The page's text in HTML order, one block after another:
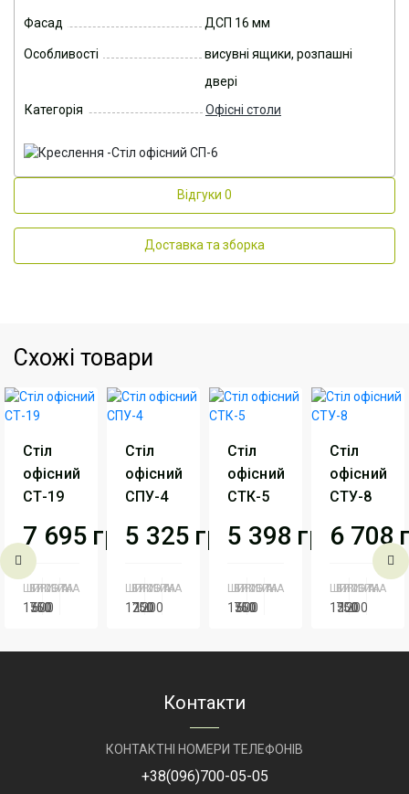
Фасад ДСП 16 мм
Особливості
висувні ящики, розпашні
двері
Категорія
Офісні столи
Відгуки 0
Доставка та зборка
Схожі товари
Стіл
офісний
СТ-19
7 695 грн
ШИРИНА
1500
ВИСОТА
750
ГЛИБИНА
600
Персонал
Стіл
офісний
СПУ-4
5 325 грн
ШИРИНА
1200
ВИСОТА
750
ГЛИБИНА
1200
Персонал
Артикул
Стіл
офісний
СТК-5
5 398 грн
ШИРИНА
1500
ВИСОТА
750
ГЛИБИНА
600
Персонал
Стіл
офісний
СТУ-8
6 708
ШИРИНА
1500
ВИСОТА
750
ГЛИБИНА
1200
Контакти
КОНТАКТНІ НОМЕРИ ТЕЛЕФОНІВ
+38(096)700-05-05